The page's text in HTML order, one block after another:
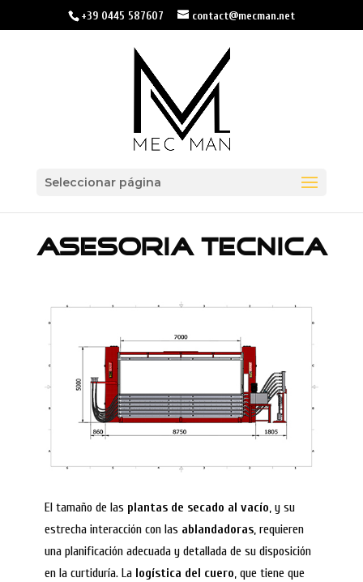
+39 0445 587607 contact@mecman.net
Seleccionar página
ASESORIA TECNICA
El tamaño de las plantas de secado al vacío, y su
estrecha interacción con las ablandadoras, requieren
una planificación adecuada y detallada de su disposición
en la curtiduría. La logística del cuero, que tiene que